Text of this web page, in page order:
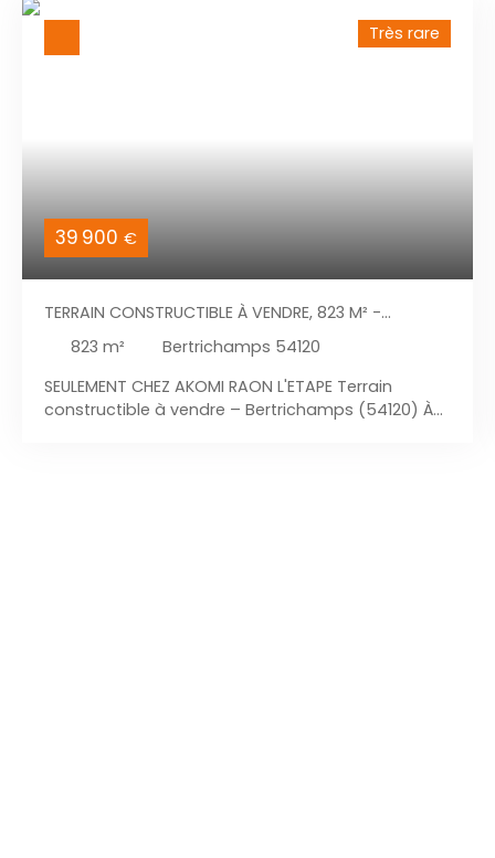
39 900 €
Très rare
TERRAIN CONSTRUCTIBLE À VENDRE, 823 M² -
BERTRICHAMPS 54120
823 m²
Bertrichamps 54120
SEULEMENT CHEZ AKOMI RAON L'ETAPE Terrain
constructible à vendre – Bertrichamps (54120) À